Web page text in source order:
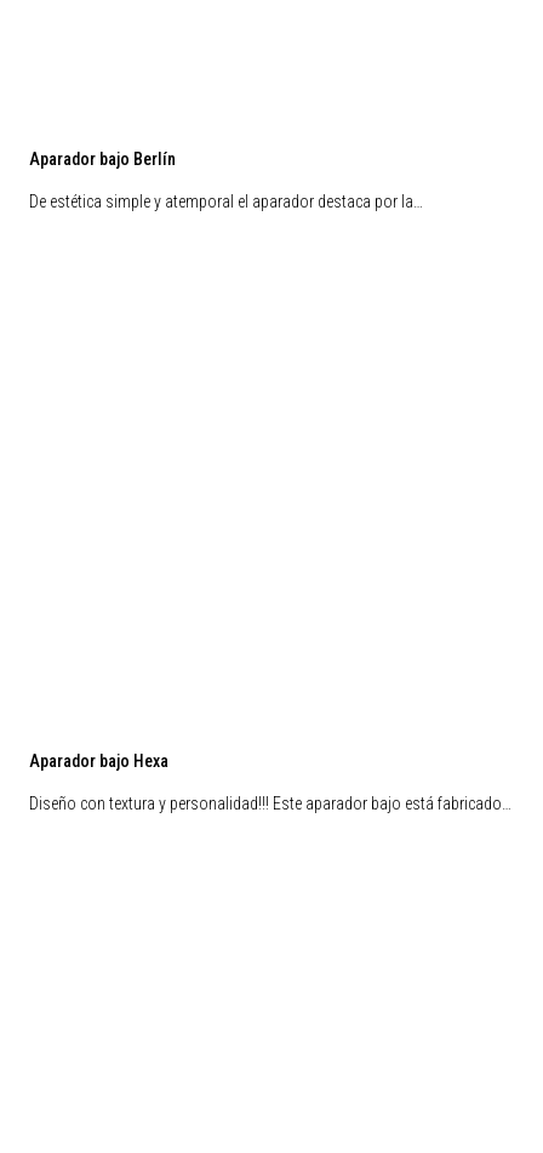
Aparador bajo Berlín
De estética simple y atemporal el aparador destaca por la…
Aparador bajo Hexa
Diseño con textura y personalidad!!! Este aparador bajo está fabricado…